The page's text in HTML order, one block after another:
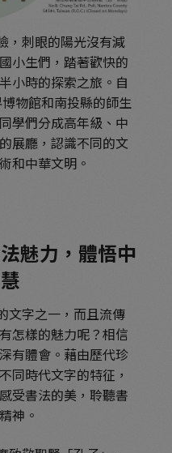
刺眼的陽光沒有減
小生們，踏著歡快的
小時的探索之旅。自
物館和南投縣的師生
學們分成高年級、中
展廳，認識不同的文
和中華文明。
魅力，體悟中
字之一，而且流傳
怎樣的魅力呢？相信
有體會。藉由歷代珍
同時代文字的特征，
受書法的美，聆聽書
神。